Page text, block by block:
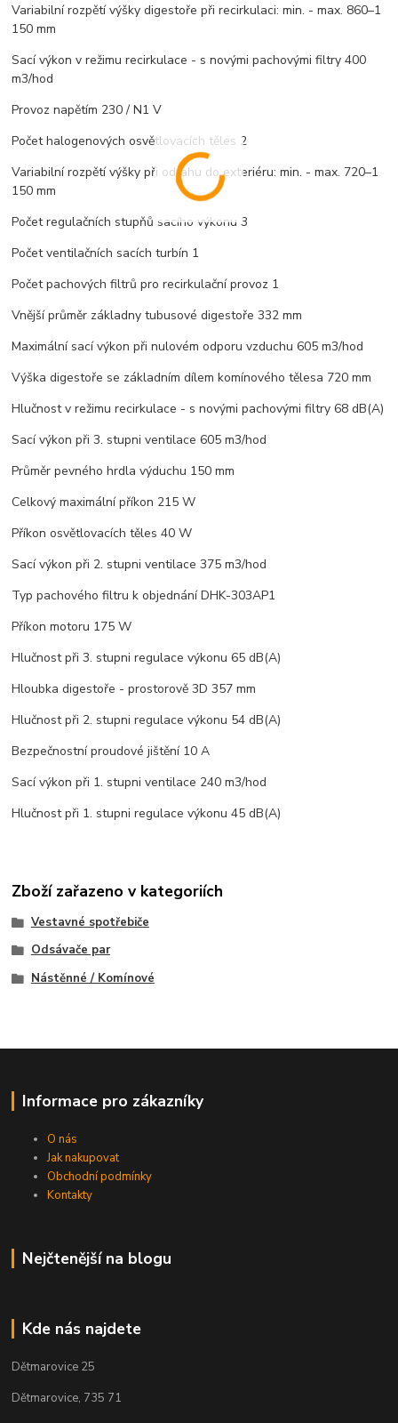
Variabilní rozpětí výšky digestoře při recirkulaci: min. - max. 860–1
150 mm
Sací výkon v režimu recirkulace - s novými pachovými filtry 400
m3/hod
Provoz napětím 230 / N1 V
Počet halogenových osvětlovacích těles 2
Variabilní rozpětí výšky při odtahu do exteriéru: min. - max. 720–1
150 mm
Počet regulačních stupňů sacího výkonu 3
Počet ventilačních sacích turbín 1
Počet pachových filtrů pro recirkulační provoz 1
Vnější průměr základny tubusové digestoře 332 mm
Maximální sací výkon při nulovém odporu vzduchu 605 m3/hod
Výška digestoře se základním dílem komínového tělesa 720 mm
Hlučnost v režimu recirkulace - s novými pachovými filtry 68 dB(A)
Sací výkon při 3. stupni ventilace 605 m3/hod
Průměr pevného hrdla výduchu 150 mm
Celkový maximální příkon 215 W
Příkon osvětlovacích těles 40 W
Sací výkon při 2. stupni ventilace 375 m3/hod
Typ pachového filtru k objednání DHK-303AP1
Příkon motoru 175 W
Hlučnost při 3. stupni regulace výkonu 65 dB(A)
Hloubka digestoře - prostorově 3D 357 mm
Hlučnost při 2. stupni regulace výkonu 54 dB(A)
Bezpečnostní proudové jištění 10 A
Sací výkon při 1. stupni ventilace 240 m3/hod
Hlučnost při 1. stupni regulace výkonu 45 dB(A)
Zboží zařazeno v kategoriích
Vestavné spotřebiče
Odsávače par
Nástěnné / Komínové
Informace pro zákazníky
O nás
Jak nakupovat
Obchodní podmínky
Kontakty
Nejčtenější na blogu
Kde nás najdete
Dětmarovice 25
Dětmarovice, 735 71